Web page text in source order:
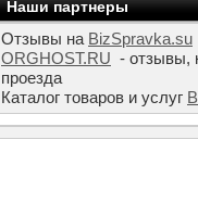
Наши партнеры
Отзывы на BizSpravka.su
ORGHOST.RU - отзывы,
проезда
Каталог товаров и услуг